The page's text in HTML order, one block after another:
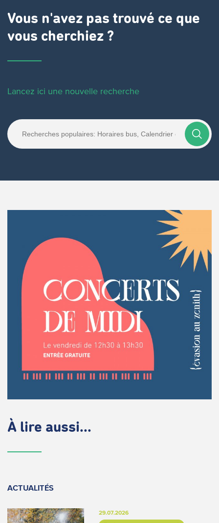
Vous n'avez pas trouvé ce que
vous cherchiez ?
Lancez ici une nouvelle recherche
À lire aussi...
ACTUALITÉS
29.07.2026